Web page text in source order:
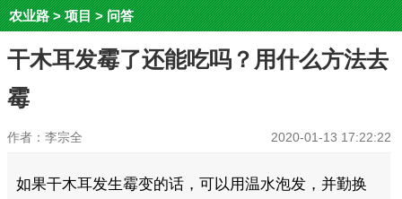
农业路>项目>问答
干木耳发霉了还能吃吗？用什么方法去
霉
作者：李宗全 2020-01-13 17:22:22
如果干木耳发生霉变的话，可以用温水泡发，并勤换